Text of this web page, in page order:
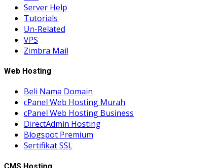
Server Help
Tutorials
Un-Related
VPS
Zimbra Mail
Web Hosting
Beli Nama Domain
cPanel Web Hosting Murah
cPanel Web Hosting Business
DirectAdmin Hosting
Blogspot Premium
Sertifikat SSL